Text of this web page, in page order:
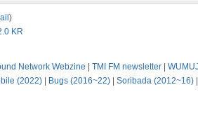
)
KR
Network Webzine TMI FM newsletter
(2022) Bugs (2016~22) Soribada (2012~16)